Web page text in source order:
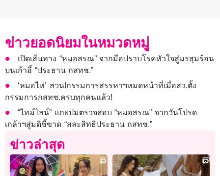
ข่าวยอดนิยมในหมวดหมู่
เปิดเส้นทาง “หมอสรณ” จากมือปราบโรคหัวใจสู่มรสุมร้อน
บนเก้าอี้ “ประธาน กสทช.”
‘หมอไห่’ สวน!กรรมการสรรหาฯหมดหน้าที่เมื่อสว.ตั้ง
กรรมการกสทช.ครบทุกคนแล้ว!
“ไทม์ไลน์” แกะปมตรวจสอบ “หมอสรณ” จากวันโปรด
เกล้าฯสู่มติชี้ขาด “สละสิทธิประธาน กสทช.”
ข่าวล่าสุด